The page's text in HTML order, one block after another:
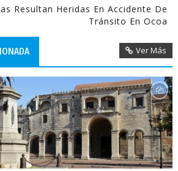
Resultan Heridas En Accidente De
Tránsito En Ocoa
Ver Más